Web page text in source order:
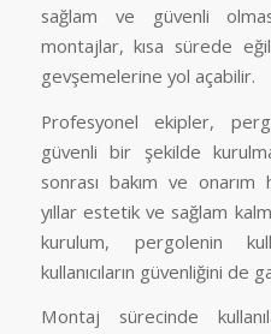
sağlam ve güvenli
montajlar, kısa sürede
gevşemelerine yol açabilir.
Profesyonel ekipler,
güvenli bir şekilde
sonrası bakım ve
yıllar estetik ve sağlam
kurulum, pergolenin
kullanıcıların güvenliğini de
Montaj sürecinde